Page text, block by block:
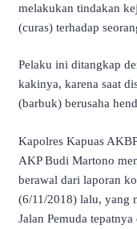
melakukan tindakan
(curas) terhadap
Pelaku ini ditangkap
kakinya, karena saat
(barbuk) berusaha
Kapolres Kapuas
AKP Budi Martono
berawal dari laporan
(6/11/2018) lalu, yang
Jalan Pemuda